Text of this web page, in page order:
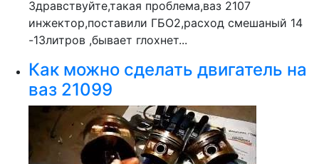
Здравствуйте,такая проблема,ваз 2107
инжектор,поставили ГБО2,расход смешаный 14
-13литров ,бывает глохнет...
Как можно сделать двигатель на
ваз 21099